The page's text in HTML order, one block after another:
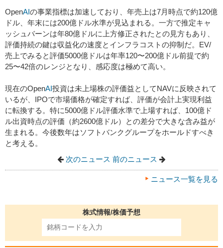
OpenAIの事業指標は加速しており、年売上は7月時点で約120億
ドル、年末には200億ドル水準が見込まれる。一方で推定キャ
ッシュバーンは年80億ドルに上方修正されたとの見方もあり、
評価持続の鍵は収益化の速度とインフラコストの抑制だ。EV/
売上でみると評価5000億ドルは年率120〜200億ドル前提で約
25〜42倍のレンジとなり、感応度は極めて高い。
現在のOpenAI投資は未上場株の評価益としてNAVに反映されて
いるが、IPOで市場価格が確定すれば、評価が会計上実現利益
に転換する。特に5000億ドル評価水準で上場すれば、100億ド
ル出資時点の評価（約2600億ドル）との差分で大きな含み益が
生まれる。今後数年はソフトバンクグループをホールドすべき
と考える。
次のニュース 前のニュース
ニュース一覧を見る
株式情報/株価予想